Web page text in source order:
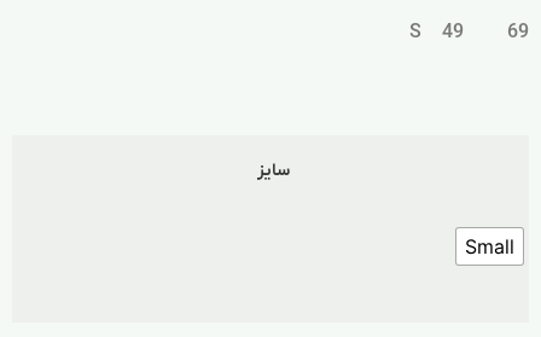
69 49 S
سایز
Small